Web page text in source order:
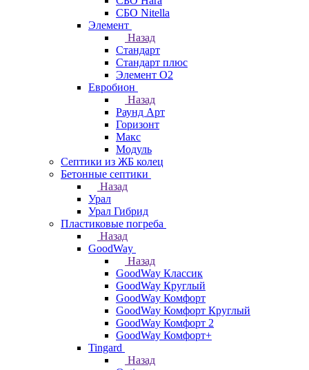
СБО Nitella
Элемент
Назад
Стандарт
Стандарт плюс
Элемент О2
Евробион
Назад
Раунд Арт
Горизонт
Макс
Модуль
Септики из ЖБ колец
Бетонные септики
Назад
Урал
Урал Гибрид
Пластиковые погреба
Назад
GoodWay
Назад
GoodWay Классик
GoodWay Круглый
GoodWay Комфорт
GoodWay Комфорт Круглый
GoodWay Комфорт 2
GoodWay Комфорт+
Tingard
Назад